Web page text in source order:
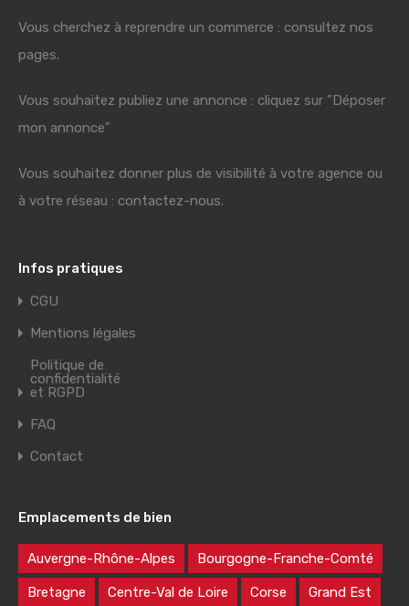
Vous cherchez à reprendre un commerce : consultez nos
pages.
Vous souhaitez publiez une annonce : cliquez sur "Déposer
mon annonce"
Vous souhaitez donner plus de visibilité à votre agence ou
à votre réseau : contactez-nous.
Infos pratiques
CGU
Mentions légales
Politique de
confidentialité
et RGPD
FAQ
Contact
Emplacements de bien
Auvergne-Rhône-Alpes Bourgogne-Franche-Comté
Bretagne Centre-Val de Loire Corse Grand Est